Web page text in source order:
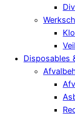
Disposables